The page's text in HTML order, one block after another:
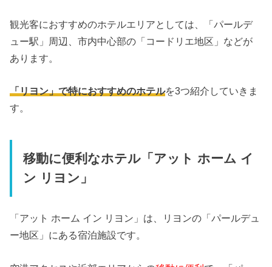
観光客におすすめのホテルエリアとしては、「パールデ
ュー駅」周辺、市内中心部の「コードリエ地区」などが
あります。
「リヨン」で特におすすめのホテルを3つ紹介していきま
す。
移動に便利なホテル「アット ホーム イ
ン リヨン」
「アット ホーム イン リヨン」は、リヨンの「パールデュ
ー地区」にある宿泊施設です。